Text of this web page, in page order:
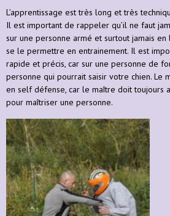
L’apprentissage est très long et très
Il est important de rappeler qu’il ne faut
sur une personne armé et surtout jamais en
se le permettre en entrainement. Il est
rapide et précis, car sur une personne de
personne qui pourrait saisir votre chien. Le
en self défense, car le maître doit toujours
pour maîtriser une personne.